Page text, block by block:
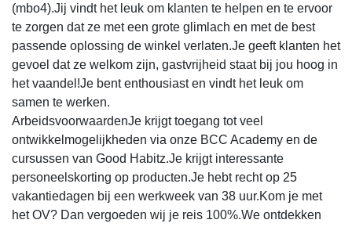
(mbo4).Jij vindt het leuk om klanten te helpen en te ervoor
te zorgen dat ze met een grote glimlach en met de best
passende oplossing de winkel verlaten.Je geeft klanten het
gevoel dat ze welkom zijn, gastvrijheid staat bij jou hoog in
het vaandel!Je bent enthousiast en vindt het leuk om
samen te werken.
ArbeidsvoorwaardenJe krijgt toegang tot veel
ontwikkelmogelijkheden via onze BCC Academy en de
cursussen van Good Habitz.Je krijgt interessante
personeelskorting op producten.Je hebt recht op 25
vakantiedagen bij een werkweek van 38 uur.Kom je met
het OV? Dan vergoeden wij je reis 100%.We ontdekken